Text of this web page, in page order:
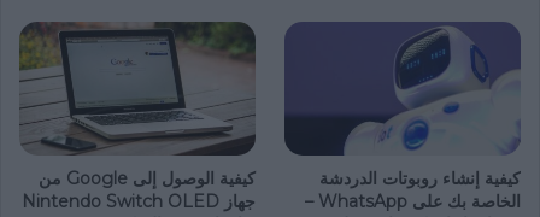
كيفية إنشاء روبوتات الدردشة
الخاصة بك على WhatsApp –
كيفية الوصول إلى Google من
جهاز Nintendo Switch OLED